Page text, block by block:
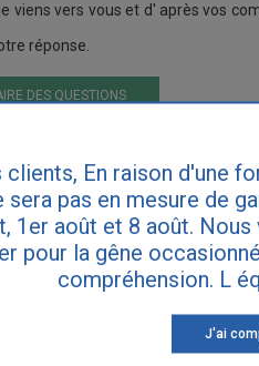
viens vers vous et d' après vos
réponse.
DES QUESTIONS
réponse ne remplace pas le
si vous souffrez
clients, En raison d'une
sera pas en mesure de
1er août et 8 août.
pour la gêne
compréhension. L
J'ai